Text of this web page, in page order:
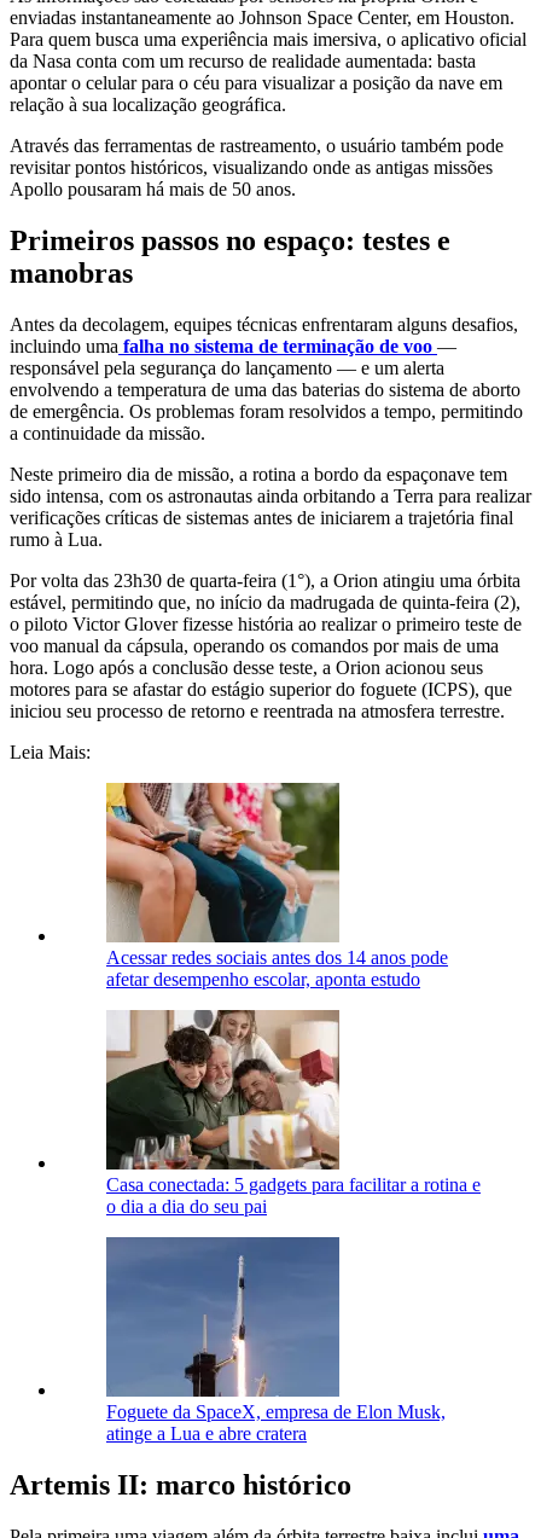
enviadas instantaneamente ao Johnson Space Center, em Houston.
Para quem busca uma experiência mais imersiva, o aplicativo oficial
da Nasa conta com um recurso de realidade aumentada: basta
apontar o celular para o céu para visualizar a posição da nave em
relação à sua localização geográfica.
Através das ferramentas de rastreamento, o usuário também pode
revisitar pontos históricos, visualizando onde as antigas missões
Apollo pousaram há mais de 50 anos.
Primeiros passos no espaço: testes e
manobras
Antes da decolagem, equipes técnicas enfrentaram alguns desafios,
incluindo uma falha no sistema de terminação de voo —
responsável pela segurança do lançamento — e um alerta
envolvendo a temperatura de uma das baterias do sistema de aborto
de emergência. Os problemas foram resolvidos a tempo, permitindo
a continuidade da missão.
Neste primeiro dia de missão, a rotina a bordo da espaçonave tem
sido intensa, com os astronautas ainda orbitando a Terra para realizar
verificações críticas de sistemas antes de iniciarem a trajetória final
rumo à Lua.
Por volta das 23h30 de quarta-feira (1°), a Orion atingiu uma órbita
estável, permitindo que, no início da madrugada de quinta-feira (2),
o piloto Victor Glover fizesse história ao realizar o primeiro teste de
voo manual da cápsula, operando os comandos por mais de uma
hora. Logo após a conclusão desse teste, a Orion acionou seus
motores para se afastar do estágio superior do foguete (ICPS), que
iniciou seu processo de retorno e reentrada na atmosfera terrestre.
Leia Mais:
Acessar redes sociais antes dos 14 anos pode
afetar desempenho escolar, aponta estudo
Casa conectada: 5 gadgets para facilitar a rotina e
o dia a dia do seu pai
Foguete da SpaceX, empresa de Elon Musk,
atinge a Lua e abre cratera
Artemis II: marco histórico